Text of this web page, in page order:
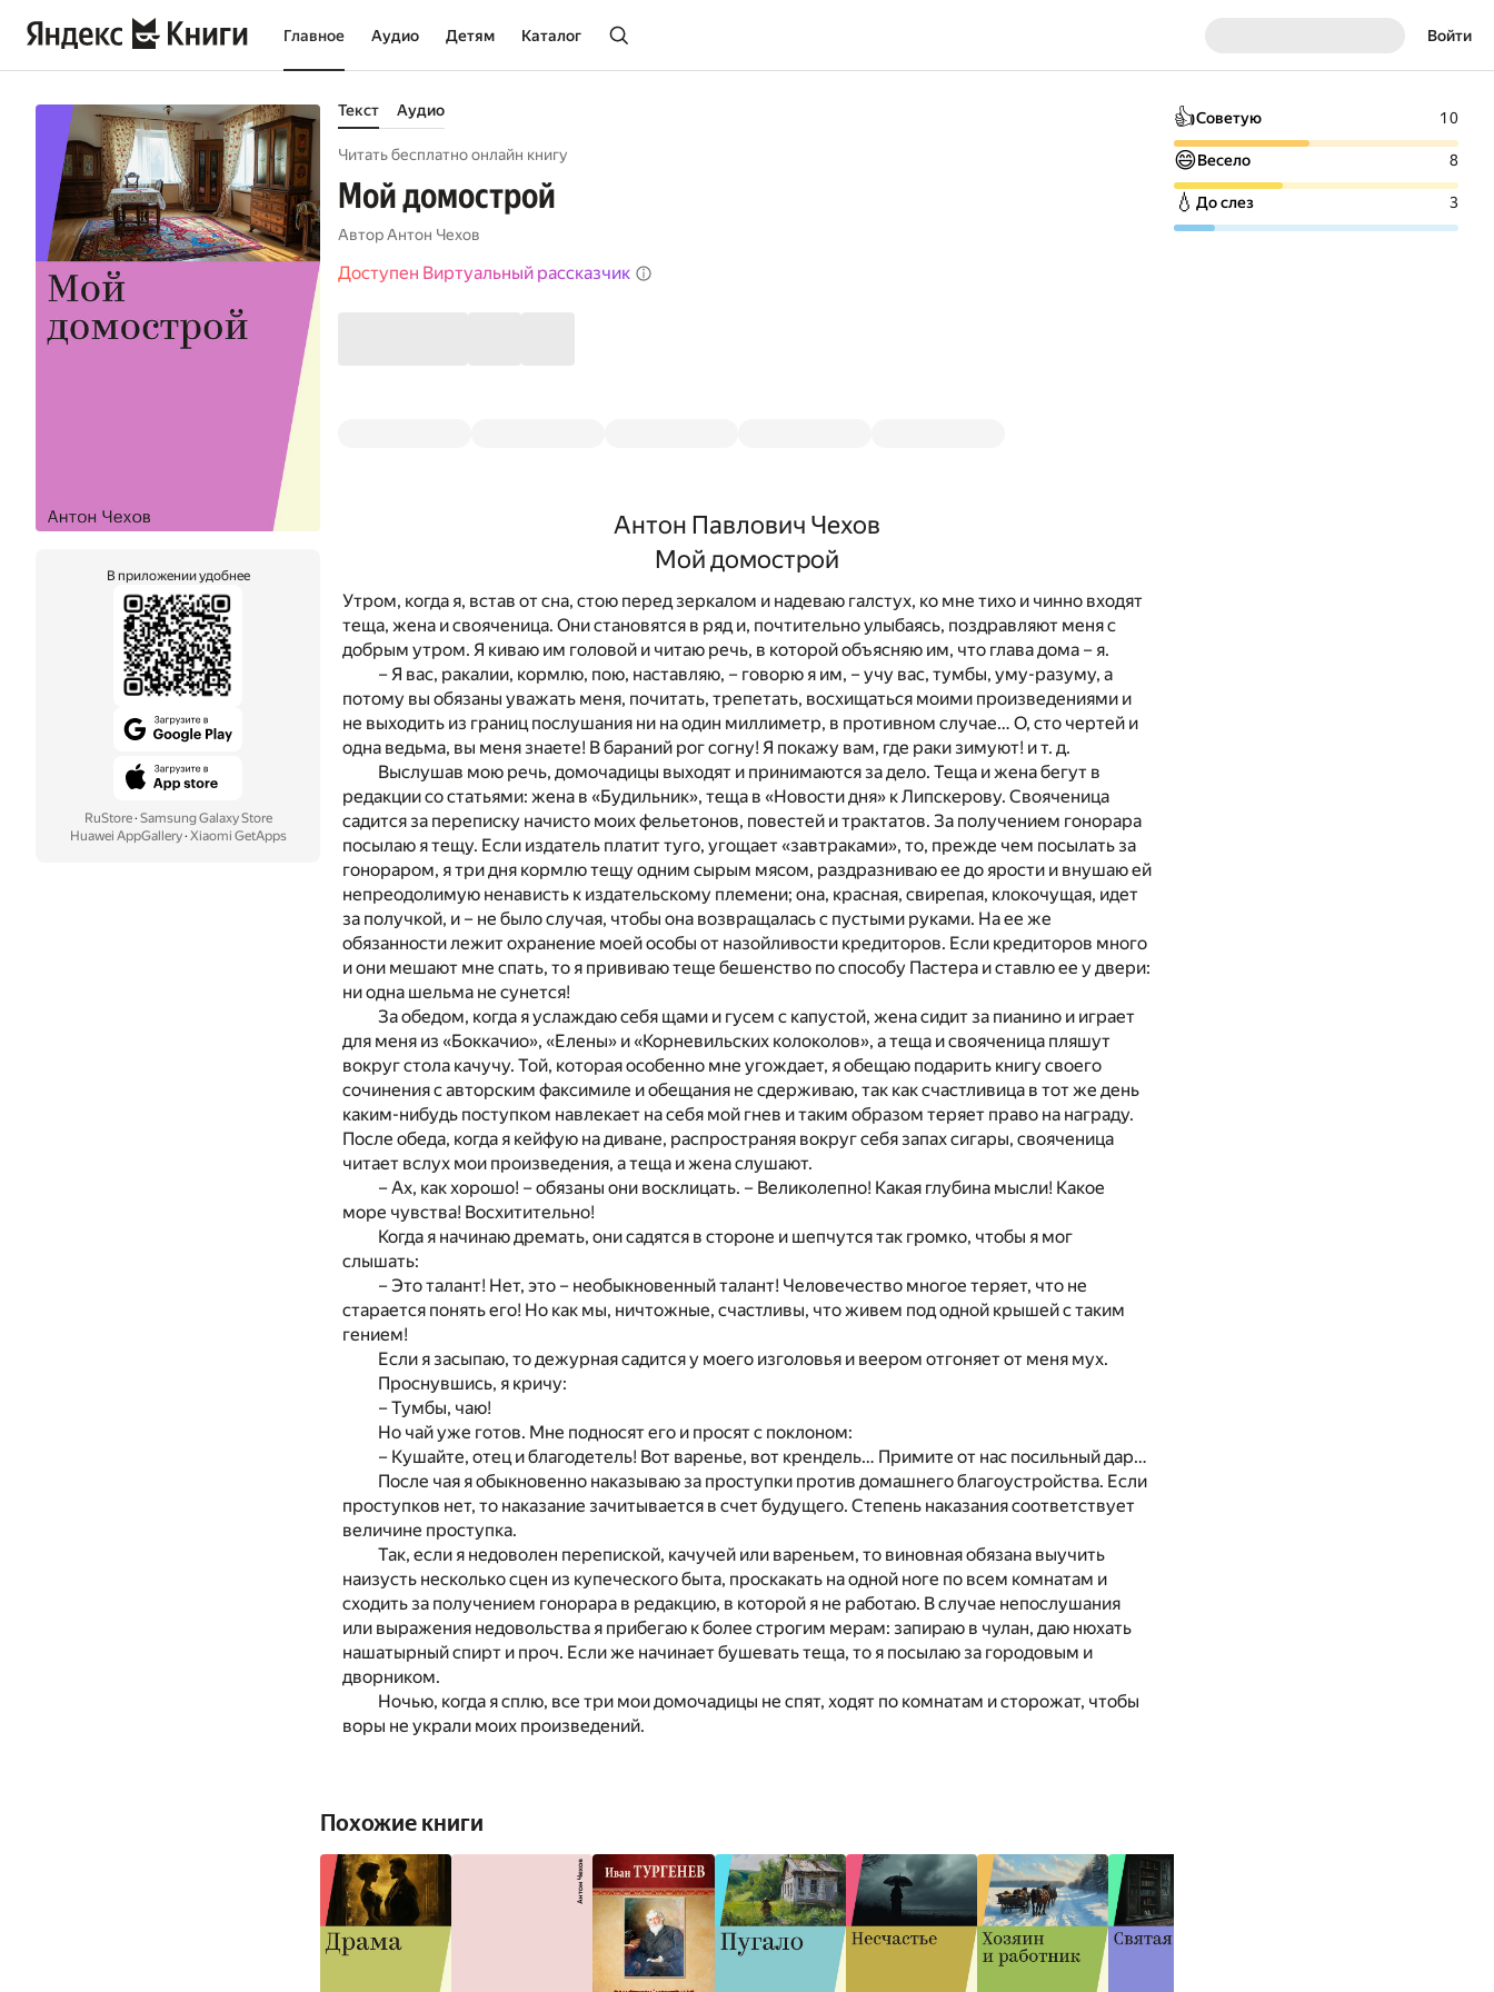
Главное Аудио Детям Каталог Войти
В приложении удобнее
RuStore· Samsung Galaxy Store
Huawei AppGallery· Xiaomi GetApps
Текст Аудио
Читать бесплатно онлайн книгу
Мой домострой
АвторАнтон Чехов
Доступен Виртуальный рассказчик
Антон Павлович Чехов
Мой домострой
Утром, когда я, встав от сна, стою перед зеркалом и надеваю галстух, ко мне тихо и чинно входят
теща, жена и свояченица. Они становятся в ряд и, почтительно улыбаясь, поздравляют меня с
добрым утром. Я киваю им головой и читаю речь, в которой объясняю им, что глава дома – я.
– Я вас, ракалии, кормлю, пою, наставляю, – говорю я им, – учу вас, тумбы, уму-разуму, а
потому вы обязаны уважать меня, почитать, трепетать, восхищаться моими произведениями и
не выходить из границ послушания ни на один миллиметр, в противном случае… О, сто чертей и
одна ведьма, вы меня знаете! В бараний рог согну! Я покажу вам, где раки зимуют! и т. д.
Выслушав мою речь, домочадицы выходят и принимаются за дело. Теща и жена бегут в
редакции со статьями: жена в «Будильник», теща в «Новости дня» к Липскерову. Свояченица
садится за переписку начисто моих фельетонов, повестей и трактатов. За получением гонорара
посылаю я тещу. Если издатель платит туго, угощает «завтраками», то, прежде чем посылать за
гонораром, я три дня кормлю тещу одним сырым мясом, раздразниваю ее до ярости и внушаю ей
непреодолимую ненависть к издательскому племени; она, красная, свирепая, клокочущая, идет
за получкой, и – не было случая, чтобы она возвращалась с пустыми руками. На ее же
обязанности лежит охранение моей особы от назойливости кредиторов. Если кредиторов много
и они мешают мне спать, то я прививаю теще бешенство по способу Пастера и ставлю ее у двери:
ни одна шельма не сунется!
За обедом, когда я услаждаю себя щами и гусем с капустой, жена сидит за пианино и играет
для меня из «Боккачио», «Елены» и «Корневильских колоколов», а теща и свояченица пляшут
вокруг стола качучу. Той, которая особенно мне угождает, я обещаю подарить книгу своего
сочинения с авторским факсимиле и обещания не сдерживаю, так как счастливица в тот же день
каким-нибудь поступком навлекает на себя мой гнев и таким образом теряет право на награду.
После обеда, когда я кейфую на диване, распространяя вокруг себя запах сигары, свояченица
читает вслух мои произведения, а теща и жена слушают.
– Ах, как хорошо! – обязаны они восклицать. – Великолепно! Какая глубина мысли! Какое
море чувства! Восхитительно!
Когда я начинаю дремать, они садятся в стороне и шепчутся так громко, чтобы я мог
слышать:
– Это талант! Нет, это – необыкновенный талант! Человечество многое теряет, что не
старается понять его! Но как мы, ничтожные, счастливы, что живем под одной крышей с таким
гением!
Если я засыпаю, то дежурная садится у моего изголовья и веером отгоняет от меня мух.
Проснувшись, я кричу:
– Тумбы, чаю!
Но чай уже готов. Мне подносят его и просят с поклоном:
– Кушайте, отец и благодетель! Вот варенье, вот крендель… Примите от нас посильный дар…
После чая я обыкновенно наказываю за проступки против домашнего благоустройства. Если
проступков нет, то наказание зачитывается в счет будущего. Степень наказания соответствует
величине проступка.
Так, если я недоволен перепиской, качучей или вареньем, то виновная обязана выучить
наизусть несколько сцен из купеческого быта, проскакать на одной ноге по всем комнатам и
сходить за получением гонорара в редакцию, в которой я не работаю. В случае непослушания
или выражения недовольства я прибегаю к более строгим мерам: запираю в чулан, даю нюхать
нашатырный спирт и проч. Если же начинает бушевать теща, то я посылаю за городовым и
дворником.
Ночью, когда я сплю, все три мои домочадицы не спят, ходят по комнатам и сторожат, чтобы
воры не украли моих произведений.
Похожие книги
👍Советую 10
😄Весело 8
💧 До слез 3